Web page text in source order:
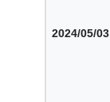
2024/05/03